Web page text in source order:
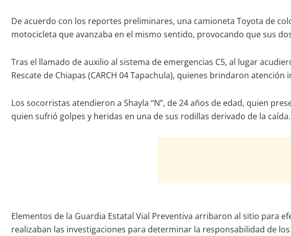
De acuerdo con los reportes preliminares, una camioneta Toyota de
motocicleta que avanzaba en el mismo sentido, provocando que sus
Tras el llamado de auxilio al sistema de emergencias C5, al lugar
Rescate de Chiapas (CARCH 04 Tapachula), quienes brindaron
Los socorristas atendieron a Shayla “N”, de 24 años de edad, quien
quien sufrió golpes y heridas en una de sus rodillas derivado de la
Elementos de la Guardia Estatal Vial Preventiva arribaron al sitio para
realizaban las investigaciones para determinar la responsabilidad de